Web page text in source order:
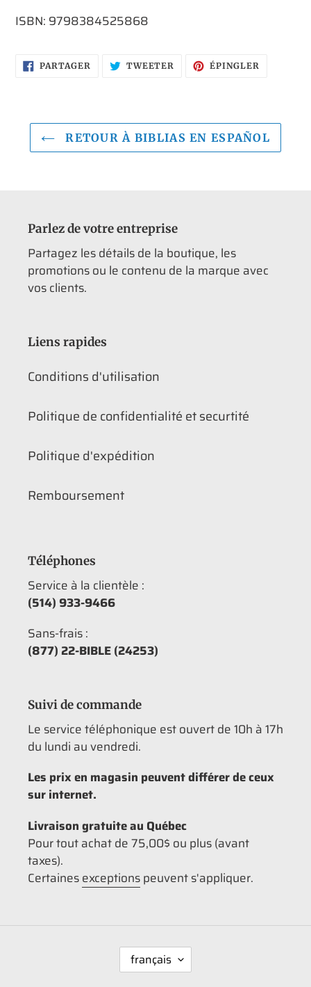
ISBN: 9798384525868
PARTAGER PARTAGER
SUR
TWEETER TWEETERÉPINGLER
RETOUR À BIBLIAS EN ESPAÑOL
Parlez de votre entreprise
Partagez les détails de la boutique, les
promotions ou le contenu de la marque avec
vos clients.
Liens rapides
Conditions d'utilisation
Politique de confidentialité et securtité
Politique d'expédition
Remboursement
Téléphones
Service à la clientèle :
(514) 933-9466
Sans-frais :
(877) 22-BIBLE (24253)
Suivi de commande
Le service téléphonique est ouvert de 10h à 17h
du lundi au vendredi.
Les prix en magasin peuvent différer de ceux
sur internet.
Livraison gratuite au Québec
Pour tout achat de 75,00$ ou plus (avant
taxes).
Certainesexceptionspeuvent s'appliquer.
A
français